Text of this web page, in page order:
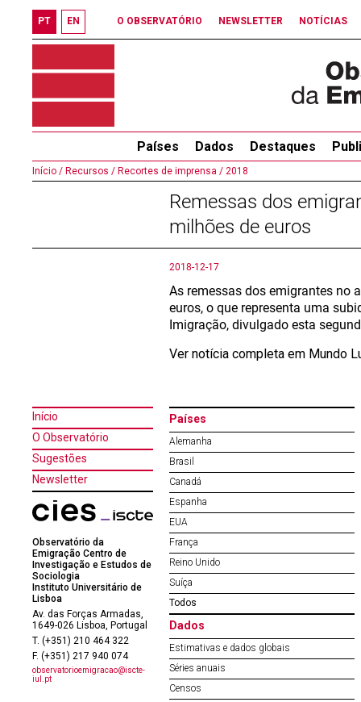
PT EN O OBSERVATÓRIO NEWSLETTER NOTÍCIAS
Países Dados Destaques
Início / Recursos / Recortes de imprensa / 2018
Remessas dos
milhões de euros
2018-12-17
As remessas dos emigrantes no
euros, o que representa uma
Imigração, divulgado esta
Ver notícia completa em Mundo
Início
O Observatório
Sugestões
Newsletter
Observatório da
Emigração Centro de
Investigação e Estudos de
Sociologia
Instituto Universitário de
Lisboa
Av. das Forças Armadas,
1649-026 Lisboa, Portugal
T. (+351) 210 464 322
F. (+351) 217 940 074
observatorioemigracao@iscte-
iul.pt
Países
Alemanha
Brasil
Canadá
Espanha
EUA
França
Reino Unido
Suíça
Todos
Dados
Estimativas e dados globais
Séries anuais
Censos